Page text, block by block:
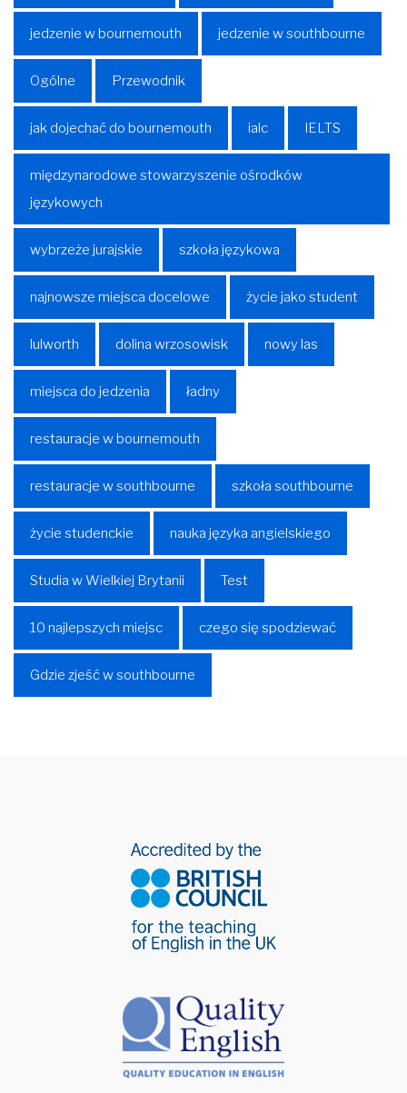
jedzenie w bournemouth jedzenie w southbourne
Ogólne Przewodnik
jak dojechać do bournemouth ialc IELTS
międzynarodowe stowarzyszenie ośrodków
językowych
wybrzeże jurajskie szkoła językowa
najnowsze miejsca docelowe życie jako student
lulworth dolina wrzosowisk nowy las
miejsca do jedzenia ładny
restauracje w bournemouth
restauracje w southbourne szkoła southbourne
życie studenckie nauka języka angielskiego
Studia w Wielkiej Brytanii Test
10 najlepszych miejsc czego się spodziewać
Gdzie zjeść w southbourne